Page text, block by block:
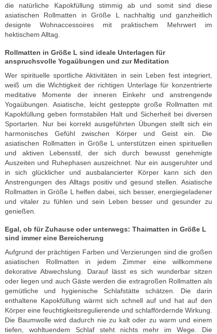
die natürliche Kapokfüllung stimmig ab und somit sind diese
asiatischen Rollmatten in Größe L nachhaltig und ganzheitlich
designte Wohnaccessoires mit praktischem Mehrwert im
hektischem Alltag.
Rollmatten in Größe L sind ideale Unterlagen für
anspruchsvolle Yogaübungen und zur Meditation
Wer spirituelle sportliche Aktivitäten in sein Leben fest integriert,
weiß um die Wichtigkeit der richtigen Unterlage für konzentrierte
meditative Momente der inneren Einkehr und anstrengende
Yogaübungen. Asiatische, leicht gesteppte große Rollmatten mit
Kapokfüllung geben formstabilen Halt und Sicherheit bei diversen
Sportarten. Nur bei korrekt ausgeführten Übungen stellt sich ein
harmonisches Gefühl zwischen Körper und Geist ein. Die
asiatischen Rollmatten in Größe L unterstützen einen spirituellen
und aktiven Lebensstil, der sich durch bewusst genehmigte
Auszeiten und Ruhephasen auszeichnet. Nur ein ausgeruhter und
in sich glücklicher und ausbalancierter Körper kann sich den
Anstrengungen des Alltags positiv und gesund stellen. Asiatische
Rollmatten in Größe L helfen dabei, sich besser, energiegeladener
und vitaler zu fühlen und sein Leben besser und gesunder zu
genießen.
Egal, ob für Zuhause oder unterwegs: Thaimatten in Größe L
sind immer eine Bereicherung
Aufgrund der prächtigen Farben und Verzierungen sind die großen
asiatischen Rollmatten in jedem Zimmer eine willkommene
dekorative Abwechslung. Darauf lässt es sich wunderbar sitzen
oder liegen und auch Gäste werden die extragroßen Rollmatten als
gemütliche und hygienische Schlafstätte schätzen. Die darin
enthaltene Kapokfüllung wärmt sich schnell auf und hat auf den
Körper eine feuchtigkeitsregulierende und schlaffördernde Wirkung.
Die Baumwolle wird dadurch nie zu kalt oder zu warm und einem
tiefen, wohltuendem Schlaf steht nichts mehr im Wege. Die